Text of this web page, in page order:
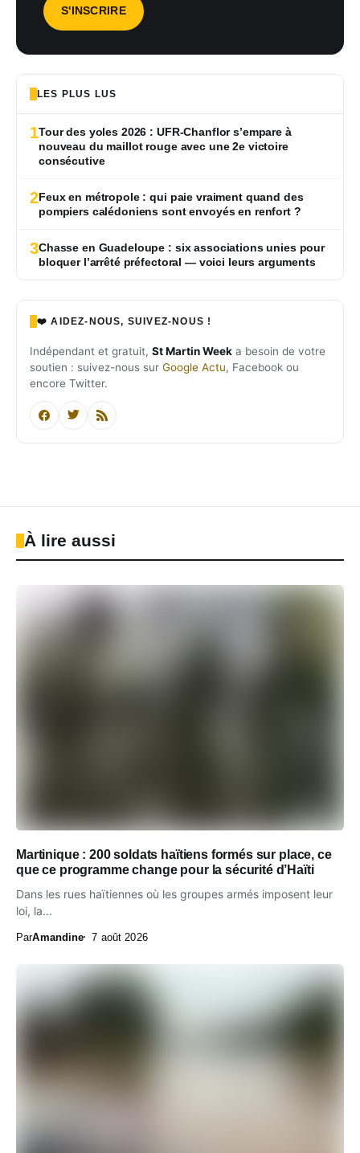
LES PLUS LUS
1Tour des yoles 2026 : UFR-Chanflor s’empare à
nouveau du maillot rouge avec une 2e victoire
consécutive
2Feux en métropole : qui paie vraiment quand des
pompiers calédoniens sont envoyés en renfort ?
3Chasse en Guadeloupe : six associations unies pour
bloquer l’arrêté préfectoral — voici leurs arguments
❤️ AIDEZ-NOUS, SUIVEZ-NOUS !
Indépendant et gratuit, St Martin Week a besoin de votre
soutien : suivez-nous sur Google Actu, Facebook ou
encore Twitter.
À lire aussi
Martinique : 200 soldats haïtiens formés sur place, ce
que ce programme change pour la sécurité d’Haïti
Dans les rues haïtiennes où les groupes armés imposent leur
loi, la...
ParAmandine 7 août 2026